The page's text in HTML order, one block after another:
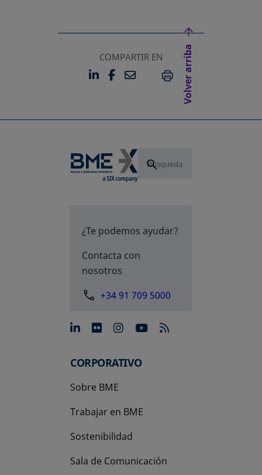
COMPARTIR EN
LINKEDIN
SE ABRE EN UNA PESTAÑA
FACEBOOK
SE ABRE EN UNA
EMAILIMPRIMIR
Volver arriba
¿Te podemos ayudar?
Contacta con
nosotros
+34 91 709 5000
se abre en una pestaña
se abre en una pestaña
se abre en una
se abre en una
CORPORATIVO
Sobre BME
Trabajar en BME
Sostenibilidad
Sala de Comunicación